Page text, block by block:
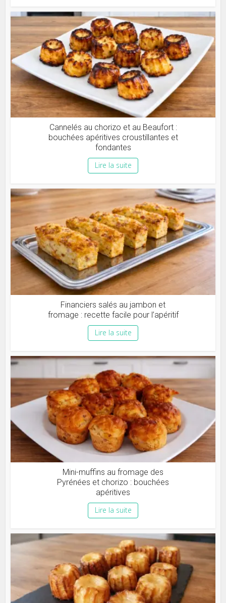
Cannelés au chorizo et au Beaufort :
bouchées apéritives croustillantes et
fondantes
Lire la suite
Financiers salés au jambon et
fromage : recette facile pour l’apéritif
Lire la suite
Mini-muffins au fromage des
Pyrénées et chorizo : bouchées
apéritives
Lire la suite